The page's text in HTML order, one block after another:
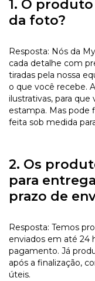
1. O
da foto?
Resposta: Nós da
cada detalhe com
tiradas pela nossa
o que você recebe.
ilustrativas, para que
estampa. Mas pode
feita sob medida
2. Os
para
prazo de
Resposta: Temos
enviados em até 24
pagamento. Já
após a finalização,
úteis.